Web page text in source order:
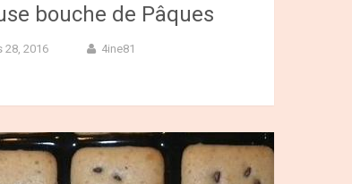
bouche de Pâques
28, 2016 4ine81